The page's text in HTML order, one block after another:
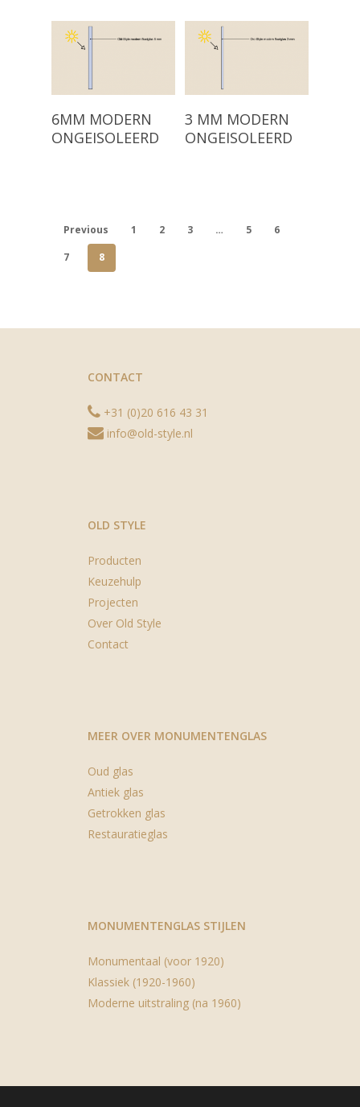
6MM MODERN
ONGEISOLEERD
3 MM MODERN
ONGEISOLEERD
Previous 1 2 3 … 5
6
7
8
CONTACT
+31 (0)20 616 43 31
info@old-style.nl
OLD STYLE
Producten
Keuzehulp
Projecten
Over Old Style
Contact
MEER OVER MONUMENTENGLAS
Oud glas
Antiek glas
Getrokken glas
Restauratieglas
MONUMENTENGLAS STIJLEN
Monumentaal (voor 1920)
Klassiek (1920-1960)
Moderne uitstraling (na 1960)
Klassiek Isolatieglas
1960)
Nieuw: Vacuümglas
Projecten
Contact